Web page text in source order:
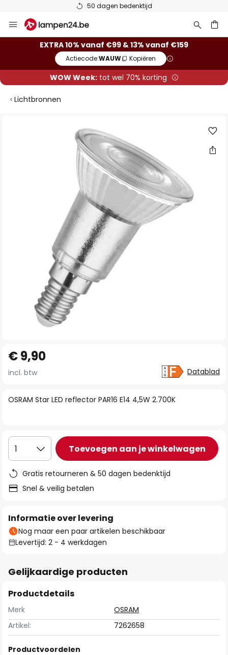
50 dagen bedenktijd
naar
EXTRA 10% vanaf €99 & 13% vanaf €159
Actiecode:WAUW Kopiëren
WOW Week:tot wel 70% korting
Lichtbronnen
naar
het
van
gallerij
OSRAM Star LED reflector PAR16 E14 4,5W 2.700K
€ 9,90
incl. btw Datablad
1 Toevoegen aan je winkelwagen
Gratis retourneren & 50 dagen bedenktijd
Snel & veilig betalen
Informatie over levering
Nog maar een paar artikelen beschikbaar
Levertijd: 2 - 4 werkdagen
Gelijkaardige producten
Productdetails
Merk
OSRAM
Artikel:
7262658
Productvoordelen